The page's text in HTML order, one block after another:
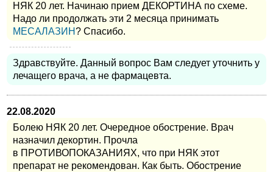
НЯК 20 лет. Начинаю прием ДЕКОРТИНА по схеме.
Надо ли продолжать эти 2 месяца принимать
МЕСАЛАЗИН? Спасибо.
Здравствуйте. Данный вопрос Вам следует уточнить у
лечащего врача, а не фармацевта.
22.08.2020
Болею НЯК 20 лет. Очередное обострение. Врач
назначил декортин. Прочла
в ПРОТИВОПОКАЗАНИЯХ, что при НЯК этот
препарат не рекомендован. Как быть. Обострение